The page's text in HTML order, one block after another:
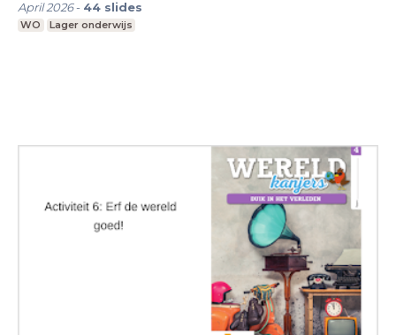
April 2026- 44 slides
WO Lager onderwijs